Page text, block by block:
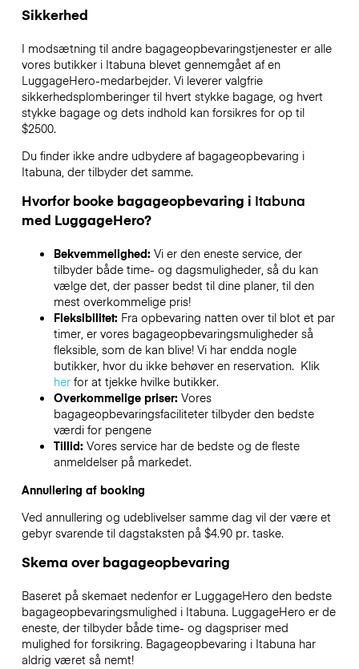
Sikkerhed
I modsætning til andre bagageopbevaringstjenesterer alle
vores butikker i Itabuna blevet gennemgået af en
LuggageHero-medarbejder. Vi leverer valgfrie
sikkerhedsplomberinger til hvert stykke bagage, og hvert
stykke bagage og dets indhold kan forsikres for op til
$2500.
Du finder ikke andre udbydere af bagageopbevaring i
Itabuna, der tilbyder det samme.
Hvorfor booke bagageopbevaring i Itabuna
med LuggageHero?
Bekvemmelighed: Vi er den eneste service, der
tilbyder både time- og dagsmuligheder, så du kan
vælge det, der passer bedst til dine planer, til den
mest overkommelige pris!
Fleksibilitet: Fra opbevaring natten over til blot et par
timer, er vores bagageopbevaringsmuligheder så
fleksible, som de kan blive! Vi har endda nogle
butikker, hvor du ikke behøver en reservation. Klik
herfor at tjekke hvilke butikker.
Overkommelige priser: Vores
bagageopbevaringsfaciliteter tilbyder den bedste
værdi for pengene
Tillid: Vores service har de bedste og de fleste
anmeldelser på markedet.
Annullering af booking
Ved annullering og udeblivelser samme dag vil der være et
gebyr svarende til dagstaksten på $4.90 pr. taske.
Skema over bagageopbevaring
Baseret på skemaet nedenfor er LuggageHero den bedste
bagageopbevaringsmulighed i Itabuna. LuggageHero er de
eneste, der tilbyder både time- og dagspriser med
mulighed for forsikring. Bagageopbevaring i Itabuna har
aldrig været så nemt!